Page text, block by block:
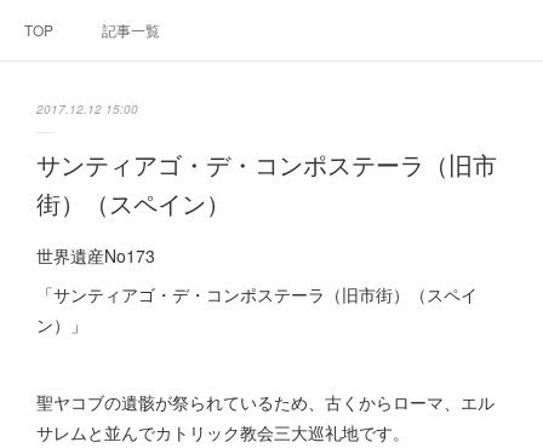
TOP 記事一覧
2017.12.12 15:00
サンティアゴ・デ・コンポステーラ（旧市
街）（スペイン）
世界遺産No173
「サンティアゴ・デ・コンポステーラ（旧市街）（スペイ
ン）」
聖ヤコブの遺骸が祭られているため、古くからローマ、エル
サレムと並んでカトリック教会三大巡礼地です。